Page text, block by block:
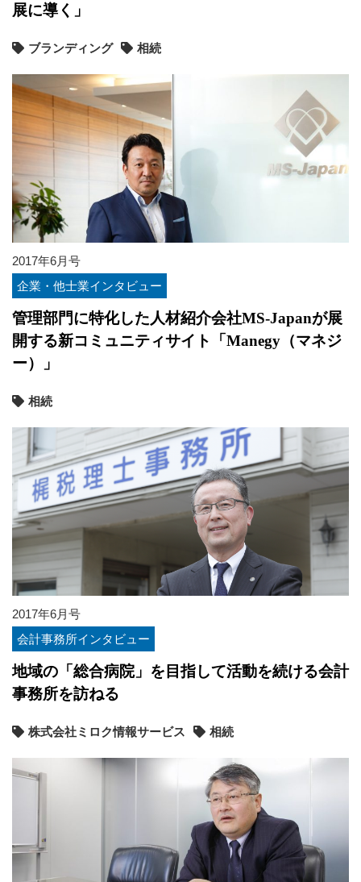
展に導く」
ブランディング 相続
2017年6月号
企業・他士業インタビュー
管理部門に特化した人材紹介会社MS-Japanが展
開する新コミュニティサイト「Manegy（マネジ
ー）」
相続
2017年6月号
会計事務所インタビュー
地域の「総合病院」を目指して活動を続ける会計
事務所を訪ねる
株式会社ミロク情報サービス 相続